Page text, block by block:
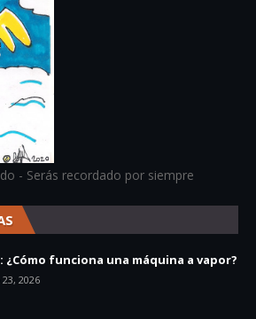
- Serás recordado por siempre
¿Cómo funciona una máquina a vapor?
2026